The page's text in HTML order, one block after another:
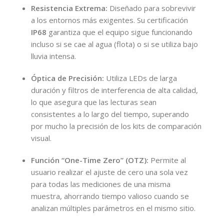
Resistencia Extrema: Diseñado para sobrevivir
a los entornos más exigentes. Su certificación
IP68 garantiza que el equipo sigue funcionando
incluso si se cae al agua (flota) o si se utiliza bajo
lluvia intensa.
Óptica de Precisión: Utiliza LEDs de larga
duración y filtros de interferencia de alta calidad,
lo que asegura que las lecturas sean
consistentes a lo largo del tiempo, superando
por mucho la precisión de los kits de comparación
visual.
Función “One-Time Zero” (OTZ): Permite al
usuario realizar el ajuste de cero una sola vez
para todas las mediciones de una misma
muestra, ahorrando tiempo valioso cuando se
analizan múltiples parámetros en el mismo sitio.